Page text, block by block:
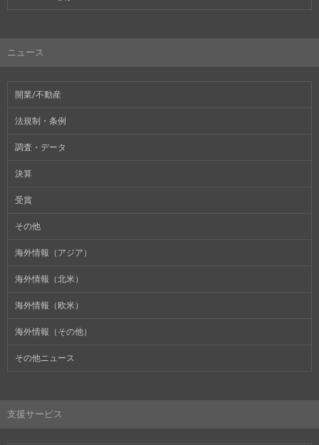
ニュース
開業/不動産
法規制・条例
調査・データ
決算
受賞
その他
海外情報（アジア）
海外情報（北米）
海外情報（欧米）
海外情報（その他）
その他ニュース
支援サービス